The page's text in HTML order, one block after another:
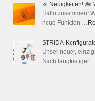
🎉 Neuigkeiten! 🚲
Hallo zusammen!
neue Funktion …
STRIDA-
Unser neuer,
Nach langfristiger